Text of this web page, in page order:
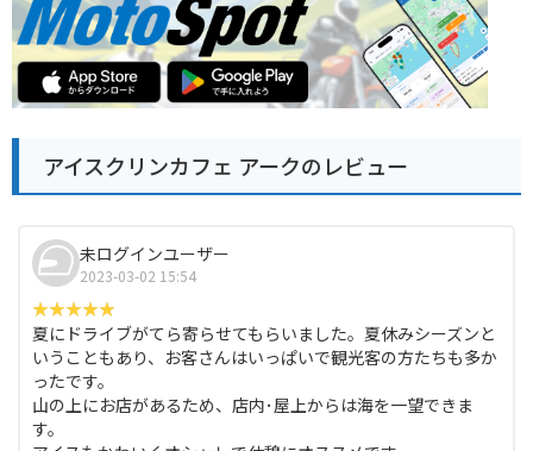
アイスクリンカフェ アークのレビュー
未ログインユーザー
2023-03-02 15:54
夏にドライブがてら寄らせてもらいました。夏休みシーズンと
いうこともあり、お客さんはいっぱいで観光客の方たちも多か
ったです。
山の上にお店があるため、店内･屋上からは海を一望できま
す。